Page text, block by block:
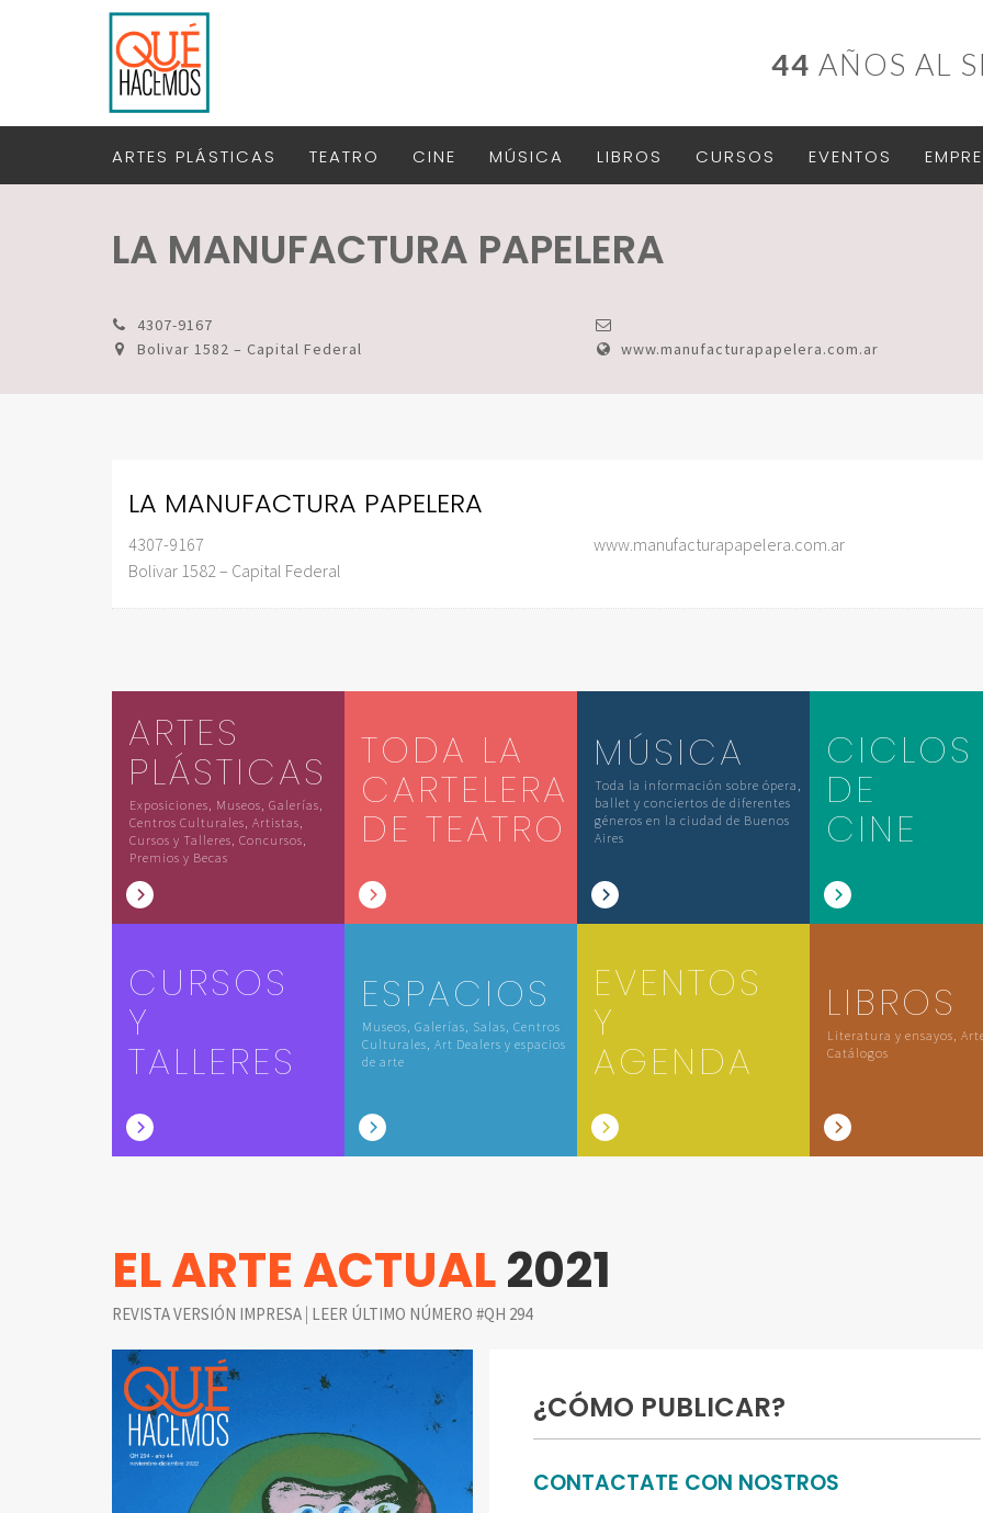
44 AÑOS AL
ARTES PLÁSTICAS TEATRO CINE MÚSICA LIBROS CURSOS EVENTOS
LA MANUFACTURA PAPELERA
4307-9167
Bolivar 1582 – Capital Federal
www.manufacturapapelera.com.ar
LA MANUFACTURA PAPELERA
4307-9167
Bolivar 1582 – Capital Federal
www.manufacturapapelera.com.ar
ARTES
PLÁSTICAS
Exposiciones, Museos, Galerías,
Centros Culturales, Artistas,
Cursos y Talleres, Concursos,
Premios y Becas
TODA LA
CARTELERA
DE TEATRO
MÚSICA
Toda la información sobre ópera,
ballet y conciertos de diferentes
géneros en la ciudad de Buenos
Aires
CICLOS
DE
CINE
CURSOS
Y
TALLERES
ESPACIOS
Museos, Galerías, Salas, Centros
Culturales, Art Dealers y espacios
de arte
EVENTOS
Y
AGENDA
LIBROS
Literatura y ensayos,
Catálogos
EL ARTE ACTUAL2021
REVISTA VERSIÓN IMPRESA | LEER ÚLTIMO NÚMERO #QH 294
¿CÓMO PUBLICAR?
CONTACTATE CON NOSTROS